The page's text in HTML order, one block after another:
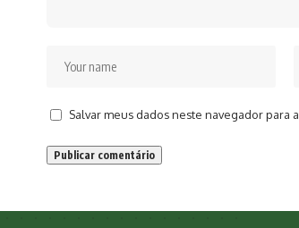
Salvar meus dados neste navegador para